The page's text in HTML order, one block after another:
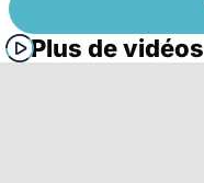
Plus de vidéos